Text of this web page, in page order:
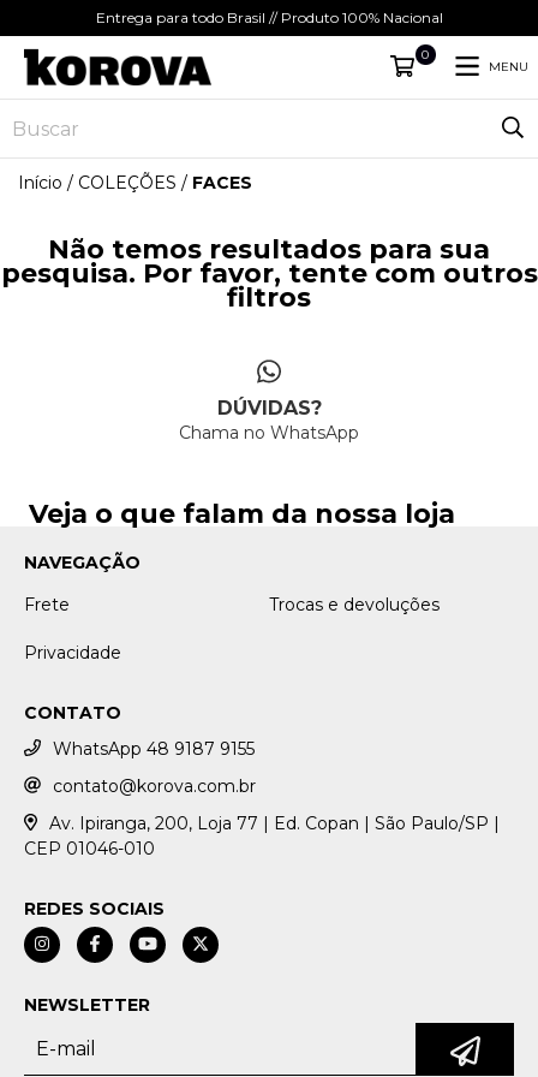
Entrega para todo Brasil // Produto 100% Nacional
0
MENU
Início / COLEÇÕES / FACES
Não temos resultados para sua
pesquisa. Por favor, tente com outros
filtros
DÚVIDAS?
Chama no WhatsApp
Veja o que falam da nossa loja
NAVEGAÇÃO
Frete
Trocas e devoluções
Privacidade
CONTATO
WhatsApp 48 9187 9155
contato@korova.com.br
Av. Ipiranga, 200, Loja 77 | Ed. Copan | São Paulo/SP |
CEP 01046-010
REDES SOCIAIS
NEWSLETTER